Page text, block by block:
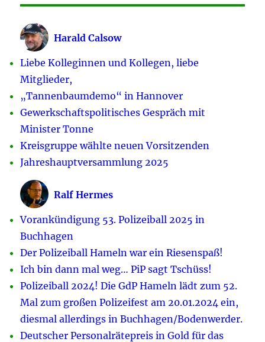
Harald Calsow
Liebe Kolleginnen und Kollegen, liebe
Mitglieder,
„Tannenbaumdemo“ in Hannover
Gewerkschaftspolitisches Gespräch mit
Minister Tonne
Kreisgruppe wählte neuen Vorsitzenden
Jahreshauptversammlung 2025
Ralf Hermes
Vorankündigung 53. Polizeiball 2025 in
Buchhagen
Der Polizeiball Hameln war ein Riesenspaß!
Ich bin dann mal weg… PiP sagt Tschüss!
Polizeiball 2024! Die GdP Hameln lädt zum 52.
Mal zum großen Polizeifest am 20.01.2024 ein,
diesmal allerdings in Buchhagen/Bodenwerder.
Deutscher Personalrätepreis in Gold für das